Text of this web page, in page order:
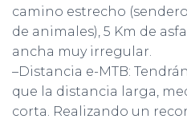
camino estrecho (sendero
de animales), 5 Km de
ancha muy irregular.
–Distancia e-MTB:
que la distancia larga,
corta. Realizando un